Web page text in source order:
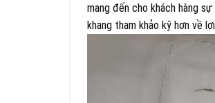
mang đến cho khách hàng
khang tham khảo kỹ hơn về